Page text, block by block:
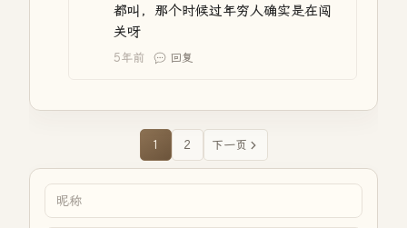
都叫，那个时候过年穷人确实是在闯
关呀
5年前 回复
1 2 下一页